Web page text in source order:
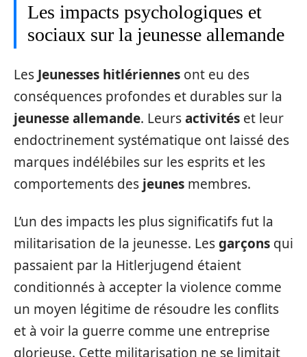
Les impacts psychologiques et
sociaux sur la jeunesse allemande
Les Jeunesses hitlériennes ont eu des
conséquences profondes et durables sur la
jeunesse allemande. Leursactivités et leur
endoctrinement systématique ont laissé des
marques indélébiles sur les esprits et les
comportements des jeunes membres.
L’un des impacts les plus significatifs fut la
militarisation de la jeunesse. Lesgarçons qui
passaient par la Hitlerjugend étaient
conditionnés à accepter la violence comme
un moyen légitime de résoudre les conflits
et à voir la guerre comme une entreprise
glorieuse. Cette militarisation ne se limitait